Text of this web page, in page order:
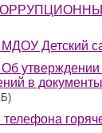
МДОУ Детский
в